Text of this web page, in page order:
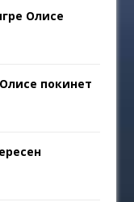
Олисе
покинет